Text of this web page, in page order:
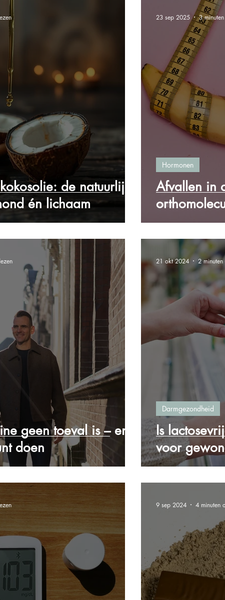
de natuurlijke
én lichaam
Afvallen in
Hormonen
23 sep 2025 3
geen toeval is – en
doen
Is
voor
Darmgezondheid
21 okt 2024 2
9 sep 2024 4 minuten